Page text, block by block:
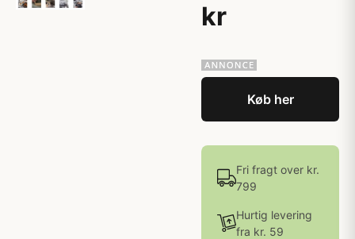
kr
Køb her
Fri fragt over kr.
799
Hurtig levering
fra kr. 59